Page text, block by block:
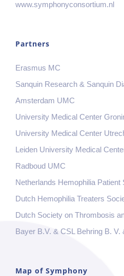
www.symphonyconsortium.nl
Partners
Erasmus MC
Sanquin Research & Sanquin
Amsterdam UMC
University Medical Center
University Medical Center
Leiden University Medical
Radboud UMC
Netherlands Hemophilia Patient
Dutch Hemophilia Treaters
Dutch Society on Thrombosis
Bayer B.V. & CSL Behring B. V.
Map of Symphony